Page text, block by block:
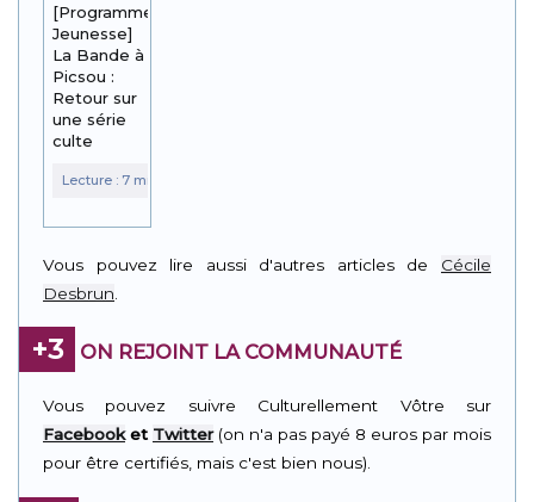
[Programme
Jeunesse]
La Bande à
Picsou :
Retour sur
une série
culte
Vous pouvez lire aussi d'autres articles de Cécile
Desbrun
+3 ON REJOINT LA COMMUNAUTÉ
Vous pouvez suivre Culturellement Vôtre sur
Facebooket Twitter(on n'a pas payé 8 euros par mois
pour être certifiés, mais c'est bien nous).